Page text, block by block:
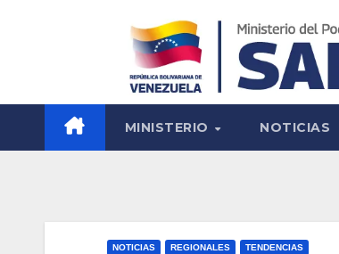
MINISTERIO NOTICIAS
NOTICIAS REGIONALES TENDENCIAS